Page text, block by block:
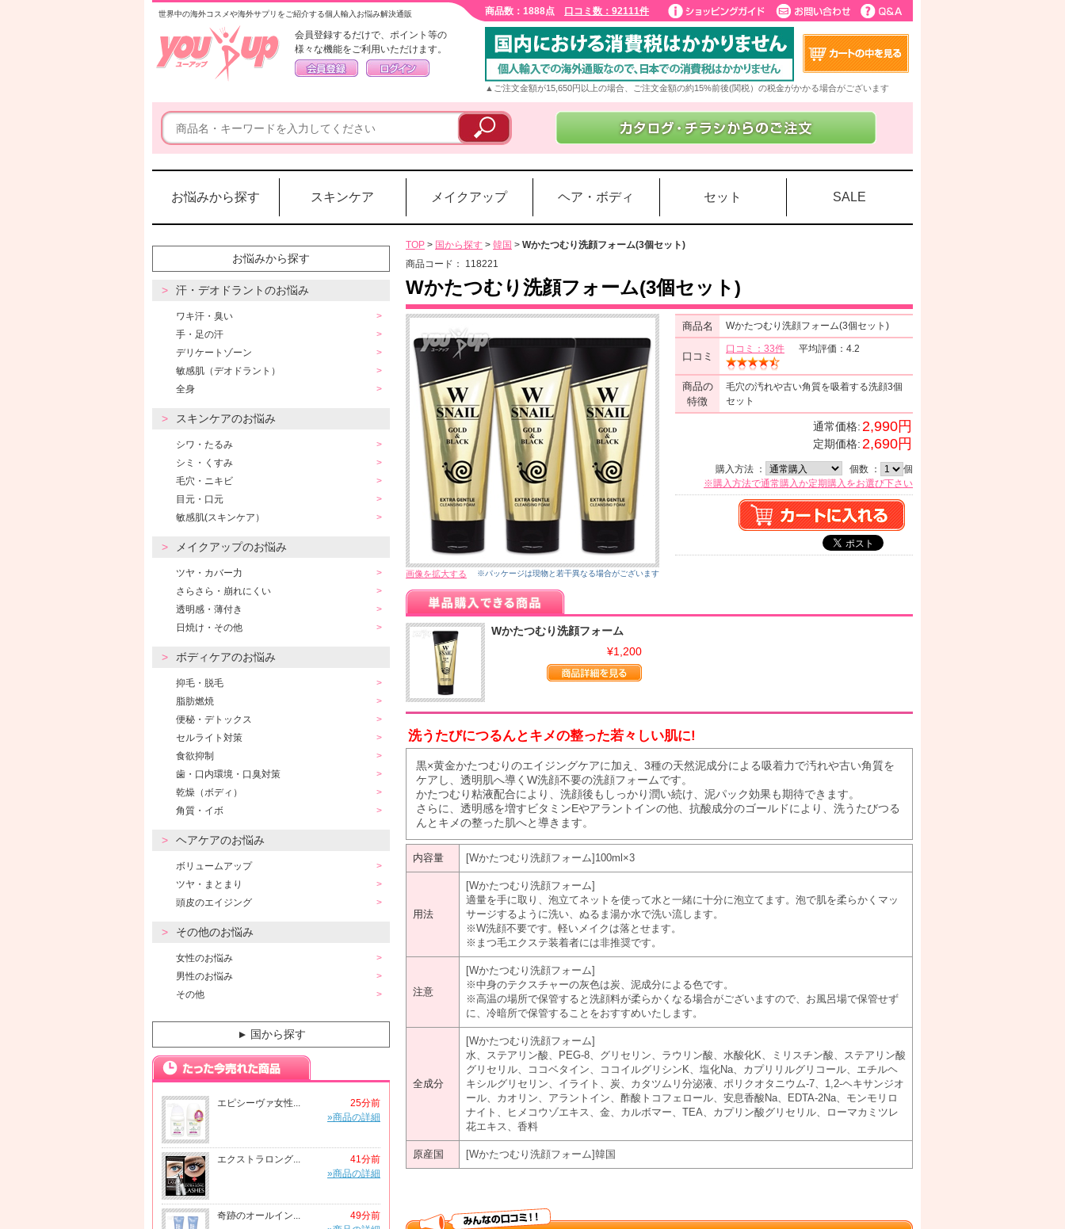
世界中の海外コスメや海外サプリをご紹介する個人輸入お悩み解決通販 商品数：1888点 口コミ数：92111件
会員登録するだけで、ポイント等の
様々な機能をご利用いただけます。
▲ご注文金額が15,650円以上の場合、ご注文金額の約15%前後(関税）の税金がかかる場合がございます
お悩みから探す スキンケア メイクアップ ヘア・ボディ セット SALE
お悩みから探す
汗・デオドラントのお悩み
ワキ汗・臭い
手・足の汗
デリケートゾーン
敏感肌（デオドラント）
全身
スキンケアのお悩み
シワ・たるみ
シミ・くすみ
毛穴・ニキビ
目元・口元
敏感肌(スキンケア）
メイクアップのお悩み
ツヤ・カバー力
さらさら・崩れにくい
透明感・薄付き
日焼け・その他
ボディケアのお悩み
抑毛・脱毛
脂肪燃焼
便秘・デトックス
セルライト対策
食欲抑制
歯・口内環境・口臭対策
乾燥（ボディ）
角質・イボ
ヘアケアのお悩み
ボリュームアップ
ツヤ・まとまり
頭皮のエイジング
その他のお悩み
女性のお悩み
男性のお悩み
その他
▼ 国から探す
エピシーヴァ女性...
25分前
»商品の詳細
エクストラロング...
41分前
»商品の詳細
奇跡のオールイン...
49分前
TOP > 国から探す > 韓国 > Wかたつむり洗顔フォーム(3個セット)
商品コード： 118221
Wかたつむり洗顔フォーム(3個セット)
画像を拡大する ※パッケージは現物と若干異なる場合がございます
商品名 Wかたつむり洗顔フォーム(3個セット)
口コミ
口コミ：33件 平均評価：4.2
商品の
特徴
毛穴の汚れや古い角質を吸着する洗顔3個
セット
通常価格:2,990円
定期価格:2,690円
購入方法 ： 個数 ：
個
※購入方法で通常購入か定期購入をお選び下さい
Wかたつむり洗顔フォーム
¥1,200
洗うたびにつるんとキメの整った若々しい肌に!
黒×黄金かたつむりのエイジングケアに加え、3種の天然泥成分による吸着力で汚れや古い角質を
ケアし、透明肌へ導くW洗顔不要の洗顔フォームです。
かたつむり粘液配合により、洗顔後もしっかり潤い続け、泥パック効果も期待できます。
さらに、透明感を増すビタミンEやアラントインの他、抗酸成分のゴールドにより、洗うたびつる
んとキメの整った肌へと導きます。
内容量 [Wかたつむり洗顔フォーム]100ml×3
用法
[Wかたつむり洗顔フォーム]
適量を手に取り、泡立てネットを使って水と一緒に十分に泡立てます。泡で肌を柔らかくマッ
サージするように洗い、ぬるま湯か水で洗い流します。
※W洗顔不要です。軽いメイクは落とせます。
※まつ毛エクステ装着者には非推奨です。
注意
[Wかたつむり洗顔フォーム]
※中身のテクスチャーの灰色は炭、泥成分による色です。
※高温の場所で保管すると洗顔料が柔らかくなる場合がございますので、お風呂場で保管せず
に、冷暗所で保管することをおすすめいたします。
全成分
[Wかたつむり洗顔フォーム]
水、ステアリン酸、PEG-8、グリセリン、ラウリン酸、水酸化K、ミリスチン酸、ステアリン酸
グリセリル、ココベタイン、ココイルグリシンK、塩化Na、カプリリルグリコール、エチルヘ
キシルグリセリン、イライト、炭、カタツムリ分泌液、ポリクオタニウム-7、1,2-ヘキサンジオ
ール、カオリン、アラントイン、酢酸トコフェロール、安息香酸Na、EDTA-2Na、モンモリロ
ナイト、ヒメコウゾエキス、金、カルボマー、TEA、カプリン酸グリセリル、ローマカミツレ
花エキス、香料
原産国 [Wかたつむり洗顔フォーム]韓国